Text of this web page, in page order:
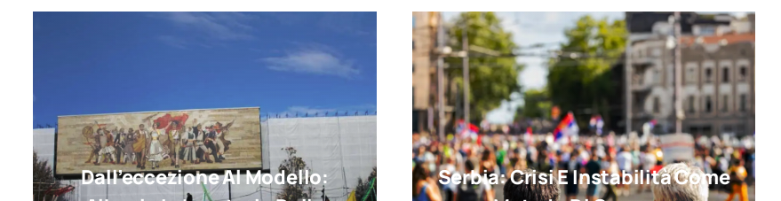
Dall’eccezione Al Modello:
Serbia: Crisi E Instabilità Come